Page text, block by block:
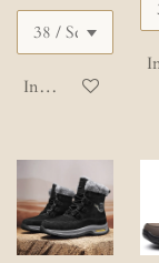
In den Warenkorb